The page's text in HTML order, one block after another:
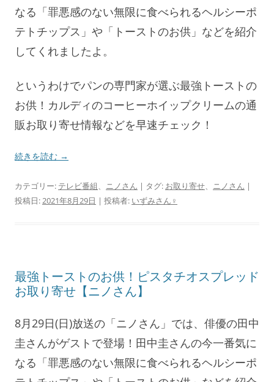
なる「罪悪感のない無限に食べられるヘルシーポ
テトチップス」や「トーストのお供」などを紹介
してくれましたよ。
というわけでパンの専門家が選ぶ最強トーストの
お供！カルディのコーヒーホイップクリームの通
販お取り寄せ情報などを早速チェック！
続きを読む →
カテゴリー: テレビ番組、 ニノさん | タグ: お取り寄せ、 ニノさん |
投稿日:2021年8月29日 | 投稿者: いずみさん♀
最強トーストのお供！ピスタチオスプレッド
お取り寄せ【ニノさん】
8月29日(日)放送の「ニノさん」では、俳優の田中
圭さんがゲストで登場！田中圭さんの今一番気に
なる「罪悪感のない無限に食べられるヘルシーポ